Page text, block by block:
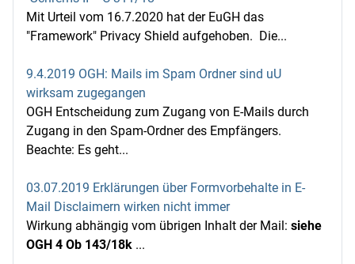
Mit Urteil vom 16.7.2020 hat der EuGH das
"Framework" Privacy Shield aufgehoben. Die...
9.4.2019 OGH: Mails im Spam Ordner sind uU
wirksam zugegangen
OGH Entscheidung zum Zugang von E-Mails durch
Zugang in den Spam-Ordner des Empfängers.
Beachte: Es geht...
03.07.2019 Erklärungen über Formvorbehalte in E-
Mail Disclaimern wirken nicht immer
Wirkung abhängig vom übrigen Inhalt der Mail: siehe
OGH 4 Ob 143/18k ...